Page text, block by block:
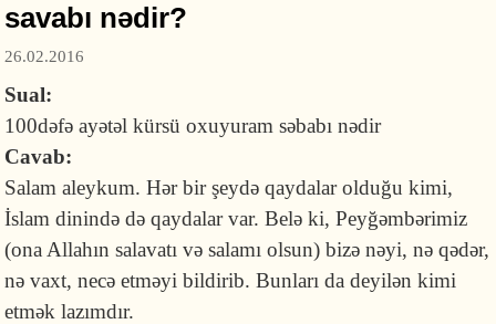
savabı nədir?
26.02.2016
Sual:
100dəfə ayətəl kürsü oxuyuram səbabı nədir
Cavab:
Salam aleykum. Hər bir şeydə qaydalar olduğu kimi,
İslam dinində də qaydalar var. Belə ki, Peyğəmbərimiz
(ona Allahın salavatı və salamı olsun) bizə nəyi, nə qədər,
nə vaxt, necə etməyi bildirib. Bunları da deyilən kimi
etmək lazımdır.